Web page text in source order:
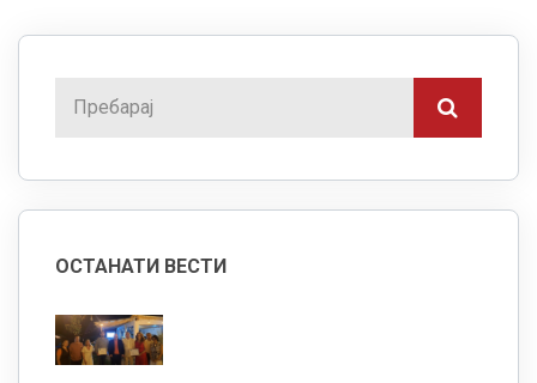
ОСТАНАТИ ВЕСТИ